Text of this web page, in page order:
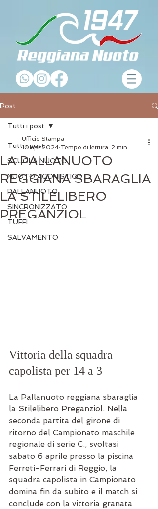
Post
Tutti i post
SCUOLA NUOTO
NUOTO AGONISTICO
PALLANUOTO
SINCRONIZZATO
TUFFI
SALVAMENTO
Tutti i post
LA PALLANUOTO
REGGIANA SBARAGLIA
LA STILELIBERO
PREGANZIOL
Ufficio Stampa
10 apr 2024 Tempo di lettura: 2 min
Vittoria della squadra
capolista per 14 a 3
La Pallanuoto reggiana sbaraglia
la Stilelibero Preganziol. Nella
seconda partita del girone di
ritorno del Campionato maschile
regionale di serie C., svoltasi
sabato 6 aprile presso la piscina
Ferreti-Ferrari di Reggio, la
squadra capolista in Campionato
domina fin da subito e il match si
conclude con la vittoria granata